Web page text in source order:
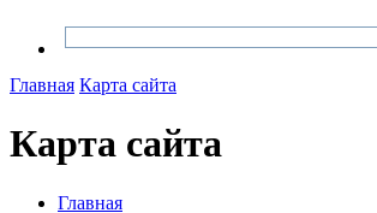
Главная Карта сайта
Карта сайта
Главная